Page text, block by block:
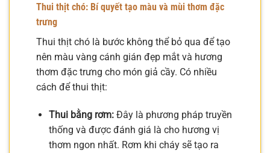
Thui thịt chó: Bí quyết tạo màu và mùi thơm đặc
trưng
Thui thịt chó là bước không thể bỏ qua để tạo
nên màu vàng cánh gián đẹp mắt và hương
thơm đặc trưng cho món giả cầy. Có nhiều
cách để thui thịt:
Thui bằng rơm:Đây là phương pháp truyền
thống và được đánh giá là cho hương vị
thơm ngon nhất. Rơm khi cháy sẽ tạo ra